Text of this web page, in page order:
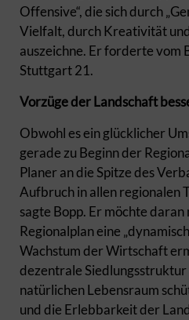
Offensive“, die sich durch
Vielfalt, durch Kreativität
auszeichne. Er forderte vom
Stuttgart 21.
Vorzüge der Landschaft
Obwohl es ein glücklicher
gerade zu Beginn der
Planer an die Spitze des
Aufbruch in allen regionalen
sagte Bopp. Er möchte
Regionalplan eine
Wachstum der Wirtschaft
dezentrale
natürlichen Lebensraum
und die Erlebbarkeit der